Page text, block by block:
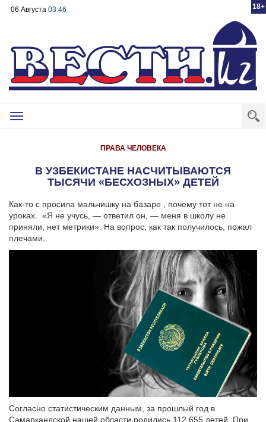
18+
06 Августа 03:46
Toggle
ПРАВА ЧЕЛОВЕКА
В УЗБЕКИСТАНЕ НАСЧИТЫВАЮТСЯ
ТЫСЯЧИ «БЕСХОЗНЫХ» ДЕТЕЙ
Как-то с просила мальчишку на базаре , почему тот не на
уроках. «Я не учусь, — ответил он, — меня в школу не
приняли, нет метрики». На вопрос, как так получилось, пожал
плечами.
Согласно статистическим данным, за прошлый год в
Самаркандской нашей области родились 112 655 детей. При